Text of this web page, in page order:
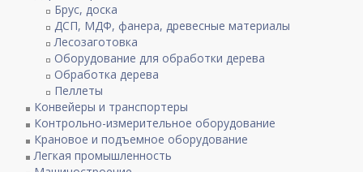
Брус, доска
ДСП, МДФ, фанера, древесные материалы
Лесозаготовка
Оборудование для обработки дерева
Обработка дерева
Пеллеты
Конвейеры и транспортеры
Контрольно-измерительное оборудование
Крановое и подъемное оборудование
Легкая промышленность